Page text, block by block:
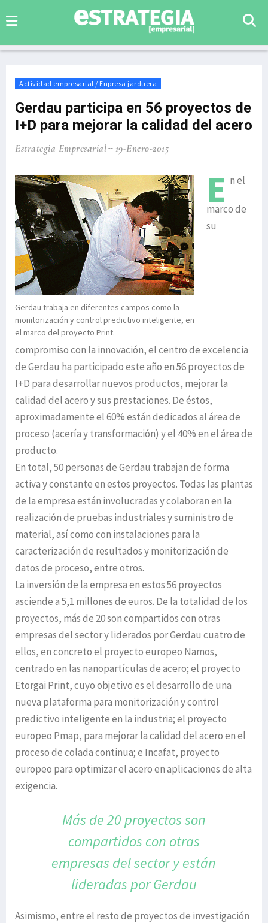
Actividad empresarial / Enpresa jarduera
Gerdau participa en 56 proyectos de
I+D para mejorar la calidad del acero
Estrategia Empresarial 19-Enero-2015
Gerdau trabaja en diferentes campos como la
monitorización y control predictivo inteligente, en
el marco del proyecto Print.
E n el
marco de
su
compromiso con la innovación, el centro de excelencia
de Gerdau ha participado este año en 56 proyectos de
I+D para desarrollar nuevos productos, mejorar la
calidad del acero y sus prestaciones. De éstos,
aproximadamente el 60% están dedicados al área de
proceso (acería y transformación) y el 40% en el área de
producto.
En total, 50 personas de Gerdau trabajan de forma
activa y constante en estos proyectos. Todas las plantas
de la empresa están involucradas y colaboran en la
realización de pruebas industriales y suministro de
material, así como con instalaciones para la
caracterización de resultados y monitorización de
datos de proceso, entre otros.
La inversión de la empresa en estos 56 proyectos
asciende a 5,1 millones de euros. De la totalidad de los
proyectos, más de 20 son compartidos con otras
empresas del sector y liderados por Gerdau cuatro de
ellos, en concreto el proyecto europeo Namos,
centrado en las nanopartículas de acero; el proyecto
Etorgai Print, cuyo objetivo es el desarrollo de una
nueva plataforma para monitorización y control
predictivo inteligente en la industria; el proyecto
europeo Pmap, para mejorar la calidad del acero en el
proceso de colada continua; e Incafat, proyecto
europeo para optimizar el acero en aplicaciones de alta
exigencia.
Más de 20 proyectos son
compartidos con otras
empresas del sectory están
lideradaspor Gerdau
Asimismo, entre el resto de proyectos de investigación